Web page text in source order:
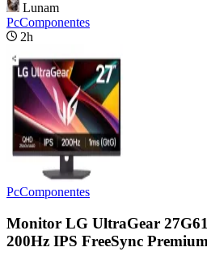
Lunam
PcComponentes
2h
PcComponentes
Monitor LG UltraGear
200Hz IPS FreeSync